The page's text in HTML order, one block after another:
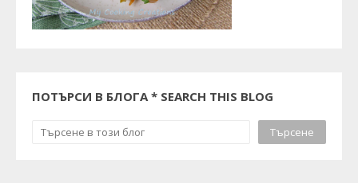
ПОТЪРСИ В БЛОГА * SEARCH THIS BLOG